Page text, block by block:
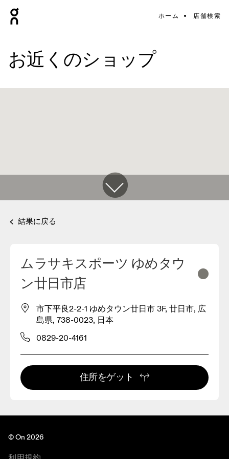
ホーム 店舗検索
お近くのショップ
結果に戻る
ムラサキスポーツ ゆめタウ
ン廿日市店
市下平良2-2-1 ゆめタウン廿日市 3F, 廿日市, 広
島県, 738-0023, 日本
0829-20-4161
住所をゲット
© On 2026